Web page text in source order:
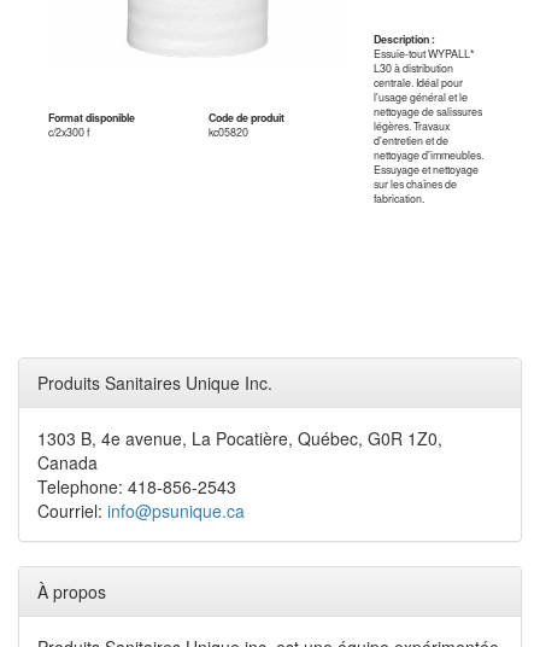
Format disponible
Code de produit
c/2x300 f
kc05820
Description :
Essuie-tout WYPALL*
L30 à distribution
centrale. Idéal pour
l'usage général et le
nettoyage de salissures
légères. Travaux
d'entretien et de
nettoyage d'immeubles.
Essuyage et nettoyage
sur les chaînes de
fabrication.
Produits Sanitaires Unique Inc.
1303 B, 4e avenue, La Pocatière, Québec, G0R 1Z0,
Canada
Telephone: 418-856-2543
Courriel: info@psunique.ca
À propos